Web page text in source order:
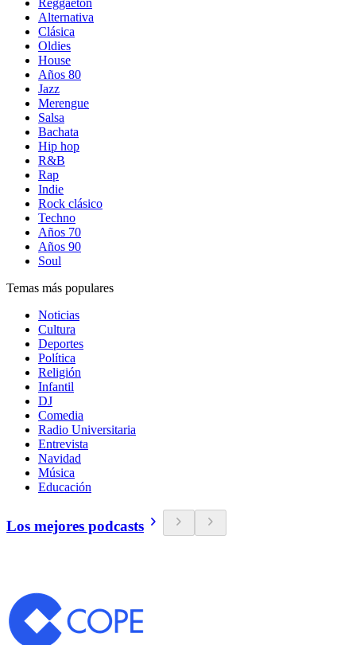
Reggaetón
Alternativa
Clásica
Oldies
House
Años 80
Jazz
Merengue
Salsa
Bachata
Hip hop
R&B
Rap
Indie
Rock clásico
Techno
Años 70
Años 90
Soul
Temas más populares
Noticias
Cultura
Deportes
Política
Religión
Infantil
DJ
Comedia
Radio Universitaria
Entrevista
Navidad
Música
Educación
Los mejores podcasts